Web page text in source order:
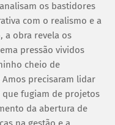
os bastidores
com o realismo e a
a obra revela os
pressão vividos
cheio de
precisaram lidar
fugiam de projetos
da abertura de